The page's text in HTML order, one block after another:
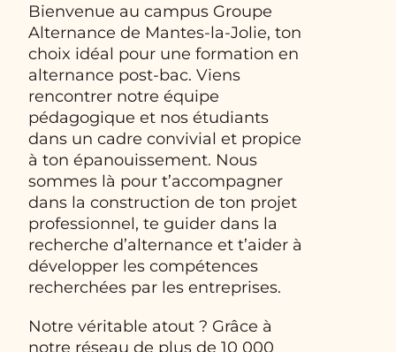
Bienvenue au campus Groupe
Alternance de Mantes-la-Jolie, ton
choix idéal pour une formation en
alternance post-bac. Viens
rencontrer notre équipe
pédagogique et nos étudiants
dans un cadre convivial et propice
à ton épanouissement. Nous
sommes là pour t’accompagner
dans la construction de ton projet
professionnel, te guider dans la
recherche d’alternance et t’aider à
développer les compétences
recherchées par les entreprises.
Notre véritable atout ? Grâce à
notre réseau de plus de 10 000